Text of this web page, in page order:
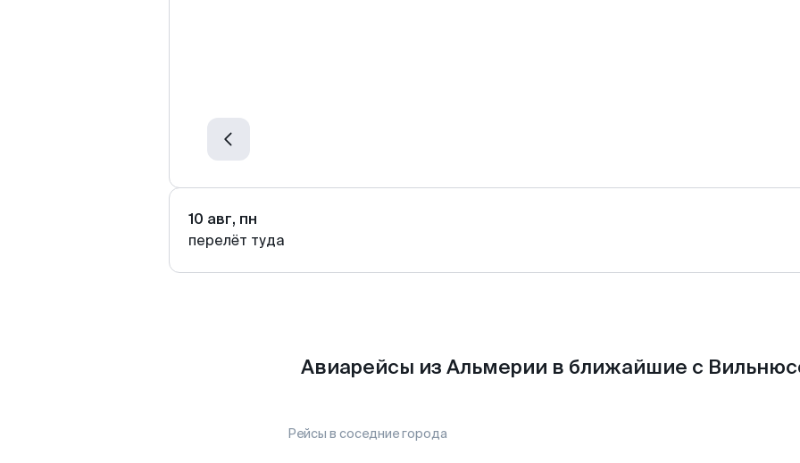
10 авг, пн
перелёт туда
Авиарейсы из Альмерии в ближайшие с
Рейсы в соседние города